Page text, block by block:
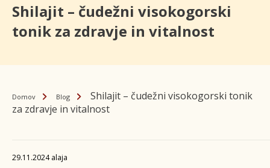
Shilajit – čudežni visokogorski
tonik za zdravje in vitalnost
Domov Blog
Shilajit – čudežni visokogorski tonik
za zdravje in vitalnost
29.11.2024 alaja